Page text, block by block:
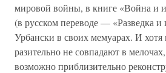
мировой войны, в книге «Война и
(в русском переводе — «Разведка и
Урбански в своих мемуарах. И хотя
разительно не совпадают в
возможно приблизительно